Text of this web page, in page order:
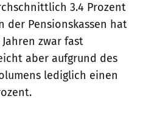
3.4 Prozent
der Pensionskassen hat
zwar fast
aber aufgrund des
lediglich einen